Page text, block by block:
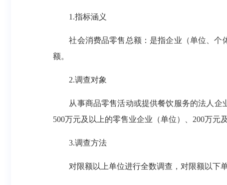
1.指标涵义
社会消费品零售总额：是指企业（单位、个
额。
2.调查对象
从事商品零售活动或提供餐饮服务的法人企业
500万元及以上的零售业企业（单位）、200万元
3.调查方法
对限额以上单位进行全数调查，对限额以下单